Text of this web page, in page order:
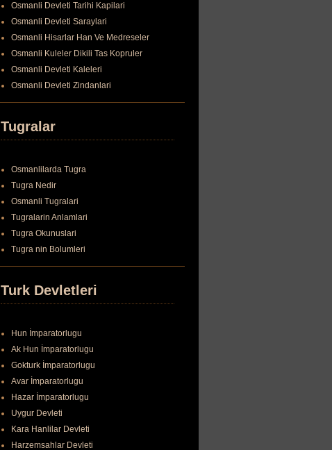
Osmanli Devleti Tarihi Kapilari
Osmanli Devleti Saraylari
Osmanli Hisarlar Han Ve Medreseler
Osmanli Kuleler Dikili Tas Kopruler
Osmanli Devleti Kaleleri
Osmanli Devleti Zindanlari
Tugralar
Osmanlilarda Tugra
Tugra Nedir
Osmanli Tugralari
Tugralarin Anlamlari
Tugra Okunuslari
Tugra nin Bolumleri
Turk Devletleri
Hun İmparatorlugu
Ak Hun İmparatorlugu
Gokturk İmparatorlugu
Avar İmparatorlugu
Hazar İmparatorlugu
Uygur Devleti
Kara Hanlilar Devleti
Harzemsahlar Devleti